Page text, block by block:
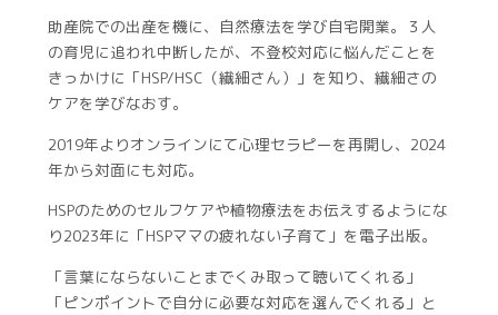
助産院での出産を機に、自然療法を学び自宅開業。３人
の育児に追われ中断したが、不登校対応に悩んだことを
きっかけに「HSP/HSC（繊細さん）」を知り、繊細さの
ケアを学びなおす。
2019年よりオンラインにて心理セラピーを再開し、2024
年から対面にも対応。
HSPのためのセルフケアや植物療法をお伝えするようにな
り2023年に「HSPママの疲れない子育て」を電子出版。
「言葉にならないことまでくみ取って聴いてくれる」
「ピンポイントで自分に必要な対応を選んでくれる」と